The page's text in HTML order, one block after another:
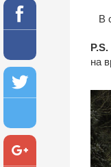
В
P.S.
на